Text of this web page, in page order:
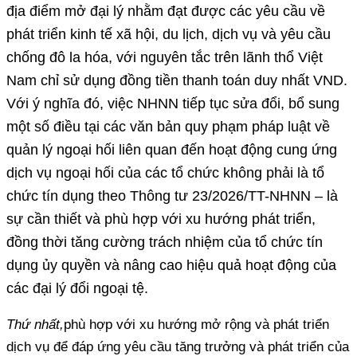
địa điểm mở đại lý nhằm đạt được các yêu cầu về
phát triển kinh tế xã hội, du lịch, dịch vụ và yêu cầu
chống đô la hóa, với nguyên tắc trên lãnh thổ Việt
Nam chỉ sử dụng đồng tiền thanh toán duy nhất VND.
Với ý nghĩa đó, việc NHNN tiếp tục sửa đổi, bổ sung
một số điều tại các văn bản quy phạm pháp luật về
quản lý ngoại hối liên quan đến hoạt động cung ứng
dịch vụ ngoại hối của các tổ chức không phải là tổ
chức tín dụng theo Thông tư 23/2026/TT-NHNN – là
sự cần thiết và phù hợp với xu hướng phát triển,
đồng thời tăng cường trách nhiệm của tổ chức tín
dụng ủy quyền và nâng cao hiệu quả hoạt động của
các đại lý đổi ngoại tệ.
Thứ nhất,phù hợp với xu hướng mở rộng và phát triển
dịch vụ để đáp ứng yêu cầu tăng trưởng và phát triển của